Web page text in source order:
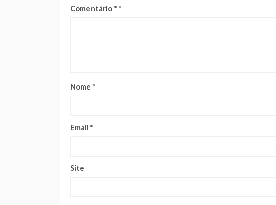
Comentário*
Nome *
Email *
Site